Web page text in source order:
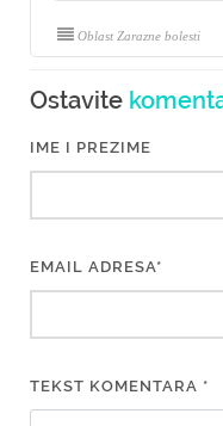
Oblast Zarazne bolesti
Ostavite
IME I PREZIME
EMAIL ADRESA*
TEKST KOMENTARA *